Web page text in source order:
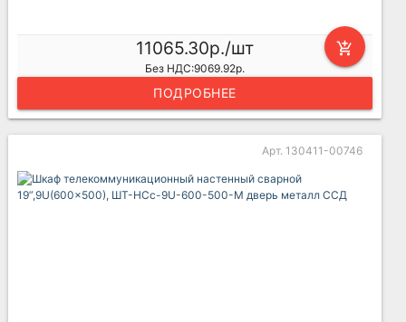
add_shopping_cart
11065.30р./шт
Без НДС:9069.92р.
ПОДРОБНЕЕ
Арт. 130411-00746